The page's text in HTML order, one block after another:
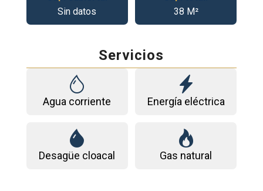
Sin datos
38 M²
Servicios
Agua corriente Energía eléctrica
Desagüe cloacal Gas natural